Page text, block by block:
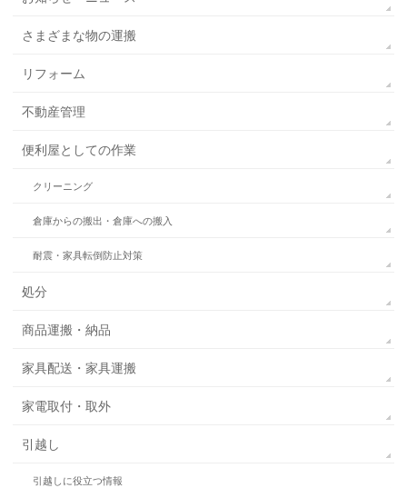
さまざまな物の運搬
リフォーム
不動産管理
便利屋としての作業
クリーニング
倉庫からの搬出・倉庫への搬入
耐震・家具転倒防止対策
処分
商品運搬・納品
家具配送・家具運搬
家電取付・取外
引越し
引越しに役立つ情報